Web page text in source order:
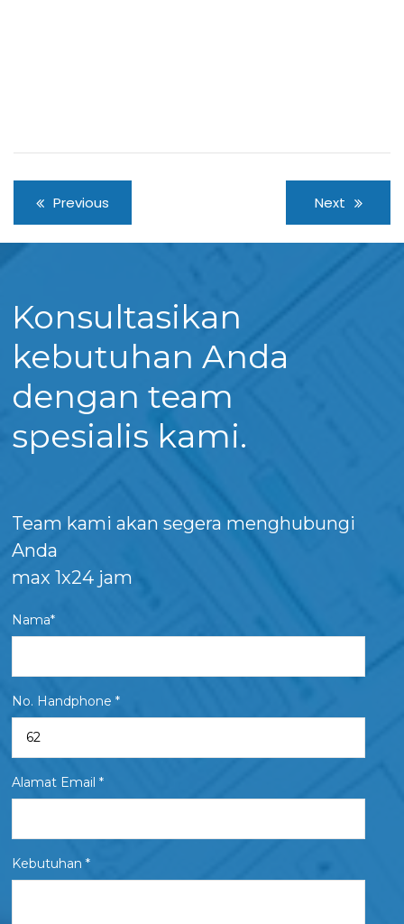
Previous Next
Konsultasikan
kebutuhan Anda
dengan team
spesialis kami.
Team kami akan segera menghubungi
Anda
max 1x24 jam
Nama*
No. Handphone *
Alamat Email *
Kebutuhan *